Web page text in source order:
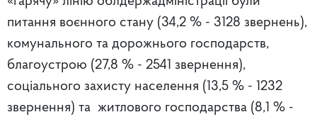
питання воєнного стану (34,2 % - 3128 звернень),
комунального та дорожнього господарств,
благоустрою (27,8 % - 2541 звернення),
соціального захисту населення (13,5 % - 1232
звернення) та житлового господарства (8,1 % -